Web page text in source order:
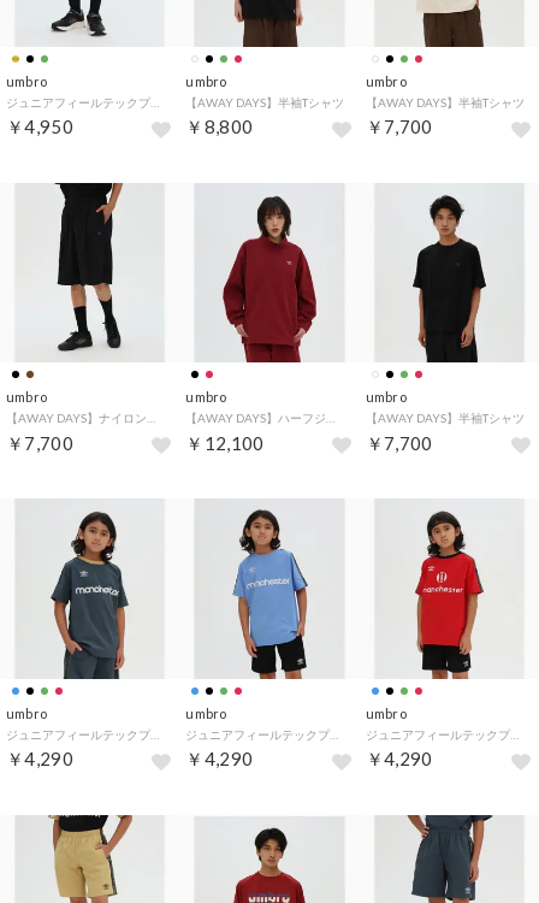
umbro
￥4,950
umbro
【AWAY DAYS】半袖Tシャツ
￥8,800
umbro
【AWAY DAYS】半袖Tシャツ
￥7,700
umbro
【AWAY DAYS】ナイロンウーブンハーフパンツ
￥7,700
umbro
【AWAY DAYS】ハーフジップウーブントップ
￥12,100
umbro
【AWAY DAYS】半袖Tシャツ
￥7,700
umbro
￥4,290
umbro
￥4,290
umbro
ジュニアフィールテックプラクティスシャツ
￥4,290